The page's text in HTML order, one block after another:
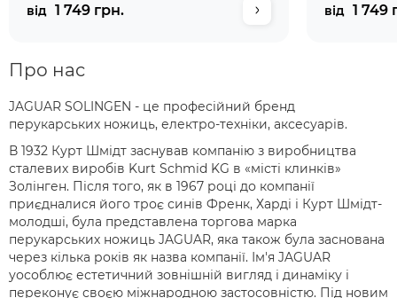
від 1 749 грн. від 1 749
Про нас
JAGUAR SOLINGEN - це професійний бренд
перукарських ножиць, електро-техніки, аксесуарів.
В 1932 Курт Шмідт заснував компанію з виробництва
сталевих виробів Kurt Schmid KG в «місті клинків»
Золінген. Після того, як в 1967 році до компанії
приєдналися його троє синів Френк, Харді і Курт Шмідт-
молодші, була представлена торгова марка
перукарських ножиць JAGUAR, яка також була заснована
через кілька років як назва компанії. Ім'я JAGUAR
уособлює естетичний зовнішній вигляд і динаміку і
переконує своєю міжнародною застосовністю. Під новим